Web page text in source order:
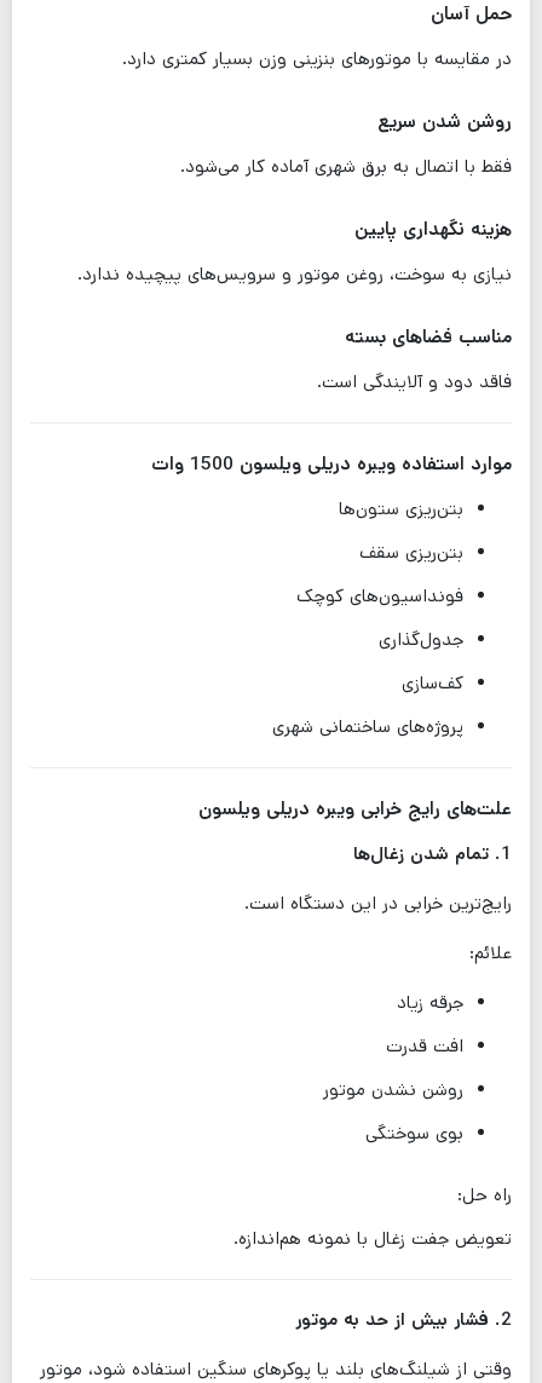
حمل آسان
در مقایسه با موتورهای بنزینی وزن بسیار کمتری دارد.
روشن شدن سریع
فقط با اتصال به برق شهری آماده کار می‌شود.
هزینه نگهداری پایین
نیازی به سوخت، روغن موتور و سرویس‌های پیچیده ندارد.
مناسب فضاهای بسته
فاقد دود و آلایندگی است.
موارد استفاده ویبره دریلی ویلسون 1500 وات
بتن‌ریزی ستون‌ها
بتن‌ریزی سقف
فونداسیون‌های کوچک
جدول‌گذاری
کف‌سازی
پروژه‌های ساختمانی شهری
علت‌های رایج خرابی ویبره دریلی ویلسون
1. تمام شدن زغال‌ها
رایج‌ترین خرابی در این دستگاه است.
علائم:
جرقه زیاد
افت قدرت
روشن نشدن موتور
بوی سوختگی
راه حل:
تعویض جفت زغال با نمونه هم‌اندازه.
2. فشار بیش از حد به موتور
وقتی از شیلنگ‌های بلند یا پوکرهای سنگین استفاده شود، موتور